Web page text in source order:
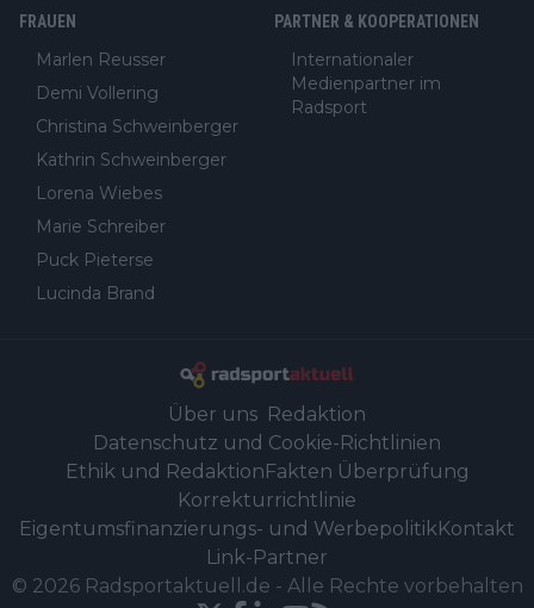
FRAUEN
Marlen Reusser
Demi Vollering
Christina Schweinberger
Kathrin Schweinberger
Lorena Wiebes
Marie Schreiber
Puck Pieterse
Lucinda Brand
PARTNER & KOOPERATIONEN
Internationaler
Medienpartner im
Radsport
Über uns Redaktion
Datenschutz und Cookie-Richtlinien
Ethik und Redaktion Fakten Überprüfung
Korrekturrichtlinie
Eigentumsfinanzierungs- und WerbepolitikKontakt
Link-Partner
© 2026 Radsportaktuell.de - Alle Rechte vorbehalten